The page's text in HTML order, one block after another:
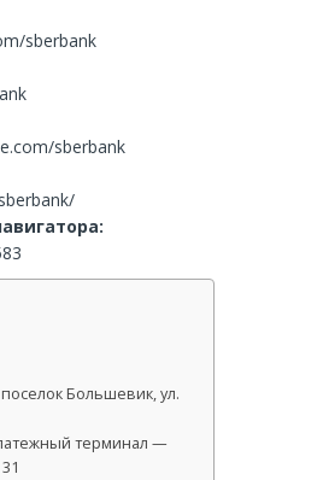
sberbank
sberbank
Большевик, ул.
терминал —